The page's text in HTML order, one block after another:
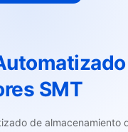
SMT
de almacenamiento